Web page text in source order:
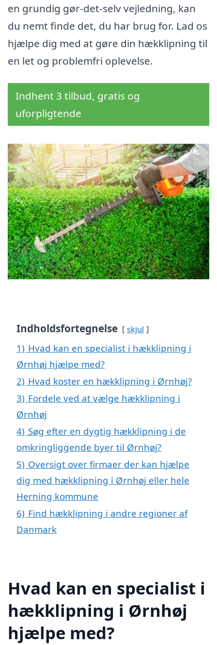
en grundig gør-det-selv vejledning, kan
du nemt finde det, du har brug for. Lad os
hjælpe dig med at gøre din hækklipning til
en let og problemfri oplevelse.
Indhent 3 tilbud, gratis og
uforpligtende
Indholdsfortegnelse skjul
1) Hvad kan en specialist i hækklipning i
Ørnhøj hjælpe med?
2) Hvad koster en hækklipning i Ørnhøj?
3) Fordele ved at vælge hækklipning i
Ørnhøj
4) Søg efter en dygtig hækklipning i de
omkringliggende byer til Ørnhøj?
5) Oversigt over firmaer der kan hjælpe
dig med hækklipning i Ørnhøj eller hele
Herning kommune
6) Find hækklipning i andre regioner af
Danmark
Hvad kan en specialist i
hækklipning i Ørnhøj
hjælpe med?